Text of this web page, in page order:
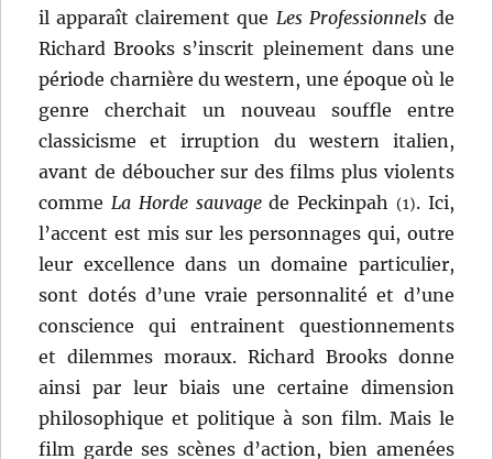
il apparaît clairement que Les Professionnelsde
Richard Brooks s’inscrit pleinement dans une
période charnière du western, une époque où le
genre cherchait un nouveau souffle entre
classicisme et irruption du western italien,
avant de déboucher sur des films plus violents
commeLa Horde sauvagede Peckinpah (1). Ici,
l’accent est mis sur les personnages qui, outre
leur excellence dans un domaine particulier,
sont dotés d’une vraie personnalité et d’une
conscience qui entrainent questionnements
et dilemmes moraux. Richard Brooks donne
ainsi par leur biais une certaine dimension
philosophique et politique à son film. Mais le
film garde ses scènes d’action, bien amenées